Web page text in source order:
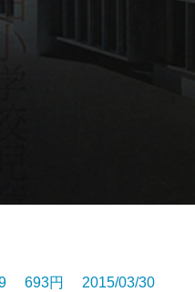
9 693円 2015/03/30